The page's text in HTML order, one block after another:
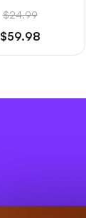
$24.99
$59.98